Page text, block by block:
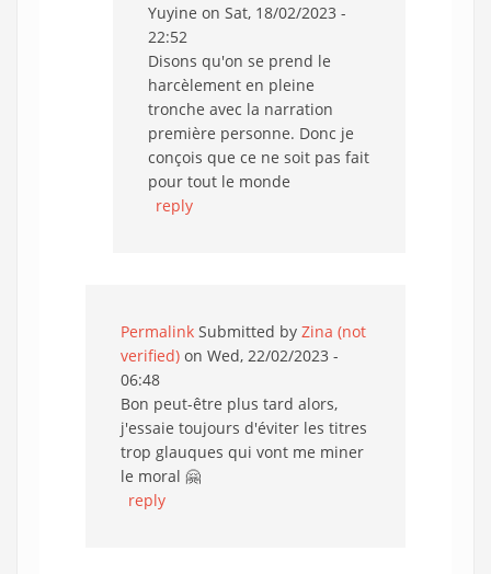
Yuyine on Sat, 18/02/2023 -
22:52
Disons qu'on se prend le
harcèlement en pleine
tronche avec la narration
première personne. Donc je
conçois que ce ne soit pas fait
pour tout le monde
reply
Permalink Submitted by Zina (not
verified) on Wed, 22/02/2023 -
06:48
Bon peut-être plus tard alors,
j'essaie toujours d'éviter les titres
trop glauques qui vont me miner
le moral 🤗
reply